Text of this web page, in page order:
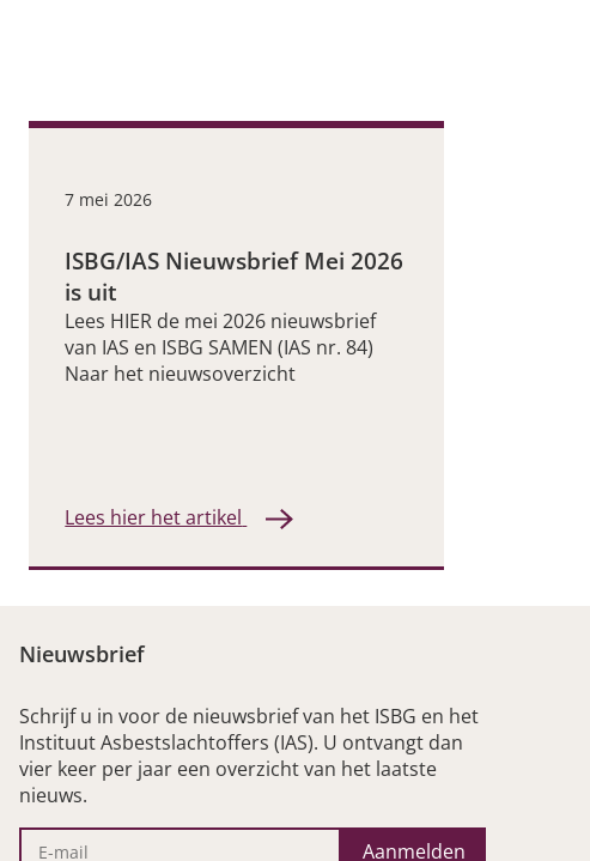
7 mei 2026
ISBG/IAS Nieuwsbrief Mei 2026
is uit
Lees HIER de mei 2026 nieuwsbrief
van IAS en ISBG SAMEN (IAS nr. 84)
Naar het nieuwsoverzicht
Lees hier het artikel
Nieuwsbrief
Schrijf u in voor de nieuwsbrief van het ISBG en het
Instituut Asbestslachtoffers (IAS). U ontvangt dan
vier keer per jaar een overzicht van het laatste
nieuws.
Aanmelden